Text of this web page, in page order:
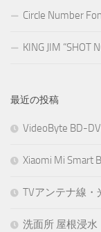
Circle Number
KING JIM “SHOT
最近の投稿
VideoByte BD-
Xiaomi Mi Smart
TVアンテナ線
洗面所 屋根浸水